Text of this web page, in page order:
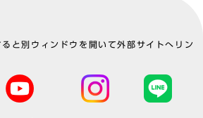
と別ウィンドウを開いて外部サイトへリン